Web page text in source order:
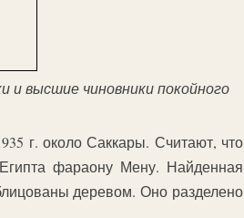
и высшие чиновники покойного
г. около Саккары. Считают, что
фараону Мену. Найденная
деревом. Оно разделено